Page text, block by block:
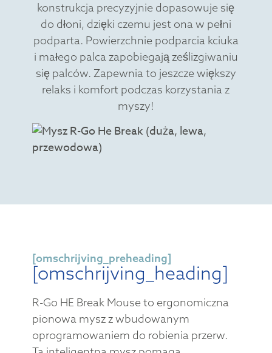
konstrukcja precyzyjnie dopasowuje się
do dłoni, dzięki czemu jest ona w pełni
podparta. Powierzchnie podparcia kciuka
i małego palca zapobiegają ześlizgiwaniu
się palców. Zapewnia to jeszcze większy
relaks i komfort podczas korzystania z
myszy!
[omschrijving_preheading]
[omschrijving_heading]
R-Go HE Break Mouse to ergonomiczna
pionowa mysz z wbudowanym
oprogramowaniem do robienia przerw.